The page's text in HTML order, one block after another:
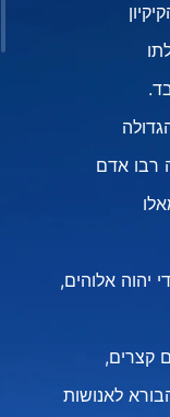
רבו אדם
יהוה אלוהים,
קצרים,
לאנושות